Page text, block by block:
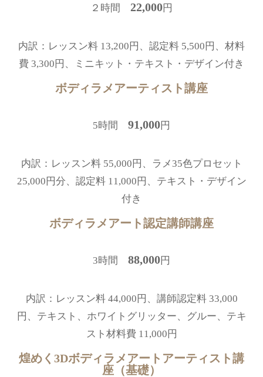
２時間 22,000円
内訳：レッスン料 13,200円、認定料 5,500円、材料
費 3,300円、ミニキット・テキスト・デザイン付き
ボディラメアーティスト講座
5時間 91,000円
内訳：レッスン料 55,000円、ラメ35色プロセット
25,000円分、認定料 11,000円、テキスト・デザイン
付き
ボディラメアート認定講師講座
3時間 88,000円
内訳：レッスン料 44,000円、講師認定料 33,000
円、テキスト、ホワイトグリッター、グルー、テキ
スト材料費 11,000円
煌めく3Dボディラメアートアーティスト講
座（基礎）